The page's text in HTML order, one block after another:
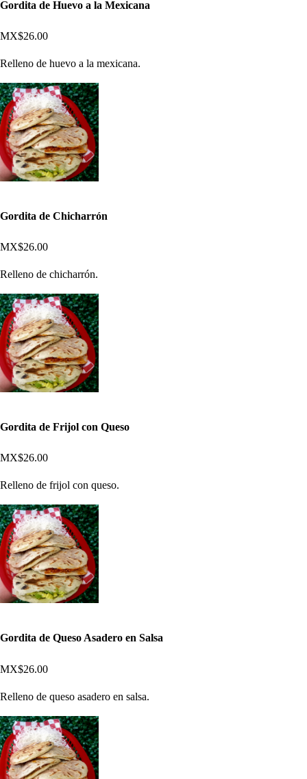
Gordita de Huevo a la Mexicana
MX$26.00
Relleno de huevo a la mexicana.
Gordita de Chicharrón
MX$26.00
Relleno de chicharrón.
Gordita de Frijol con Queso
MX$26.00
Relleno de frijol con queso.
Gordita de Queso Asadero en Salsa
MX$26.00
Relleno de queso asadero en salsa.